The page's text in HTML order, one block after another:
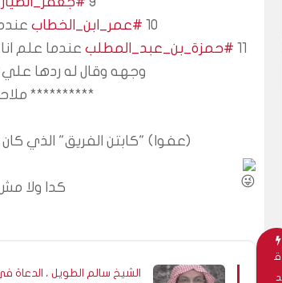
10 #عمر_ابن_الخطاب
11 #حمزة_بن_عبد_المطلب
وجهه وقال له ردها علي
**********
ق
د
الشيخ سالم الطويل ، الدعاة